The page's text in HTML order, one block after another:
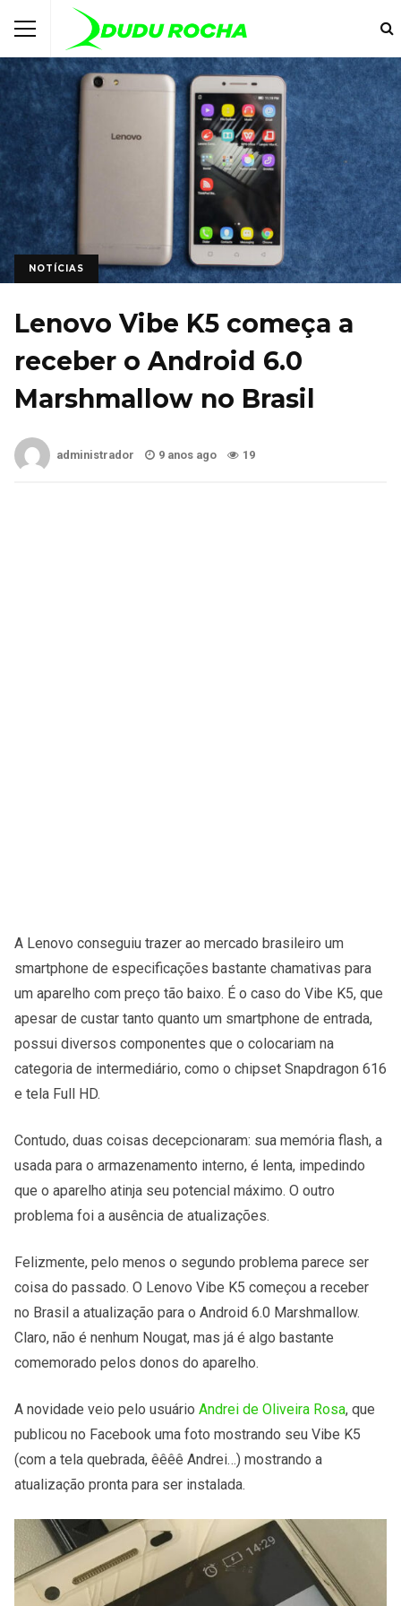
NOTÍCIAS
Lenovo Vibe K5 começa a
receber o Android 6.0
Marshmallow no Brasil
administrador 9 anos ago 19
A Lenovo conseguiu trazer ao mercado brasileiro um
smartphone de especificações bastante chamativas para
um aparelho com preço tão baixo. É o caso do Vibe K5, que
apesar de custar tanto quanto um smartphone de entrada,
possui diversos componentes que o colocariam na
categoria de intermediário, como o chipset Snapdragon 616
e tela Full HD.
Contudo, duas coisas decepcionaram: sua memória flash, a
usada para o armazenamento interno, é lenta, impedindo
que o aparelho atinja seu potencial máximo. O outro
problema foi a ausência de atualizações.
Felizmente, pelo menos o segundo problema parece ser
coisa do passado. O Lenovo Vibe K5 começou a receber
no Brasil a atualização para o Android 6.0 Marshmallow.
Claro, não é nenhum Nougat, mas já é algo bastante
comemorado pelos donos do aparelho.
A novidade veio pelo usuário Andrei de Oliveira Rosa, que
publicou no Facebook uma foto mostrando seu Vibe K5
(com a tela quebrada, êêêê Andrei…) mostrando a
atualização pronta para ser instalada.